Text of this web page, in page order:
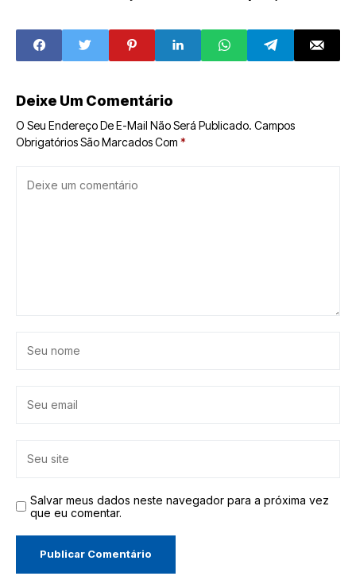
2024
Deixe Um Comentário
O Seu Endereço De E-Mail Não Será Publicado. Campos
Obrigatórios São Marcados Com *
Salvar meus dados neste navegador para a próxima vez
que eu comentar.